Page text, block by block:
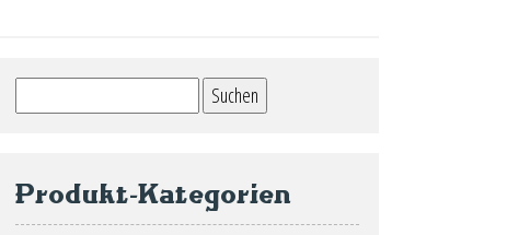
nach:
Produkt-Kategorien